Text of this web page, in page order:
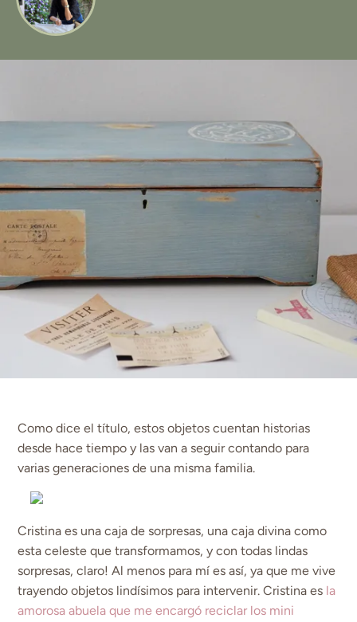
Como dice el título, estos objetos cuentan historias
desde hace tiempo y las van a seguir contando para
varias generaciones de una misma familia.
Cristina es una caja de sorpresas, una caja divina como
esta celeste que transformamos, y con todas lindas
sorpresas, claro! Al menos para mí es así, ya que me vive
trayendo objetos lindísimos para intervenir. Cristina es la
amorosa abuela que me encargó reciclar los mini